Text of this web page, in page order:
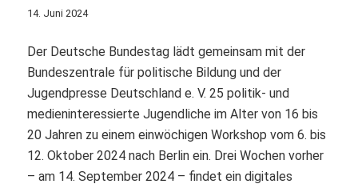
14. Juni 2024
Der Deutsche Bundestag lädt gemeinsam mit der
Bundeszentrale für politische Bildung und der
Jugendpresse Deutschland e. V. 25 politik- und
medieninteressierte Jugendliche im Alter von 16 bis
20 Jahren zu einem einwöchigen Workshop vom 6. bis
12. Oktober 2024 nach Berlin ein. Drei Wochen vorher
– am 14. September 2024 – findet ein digitales